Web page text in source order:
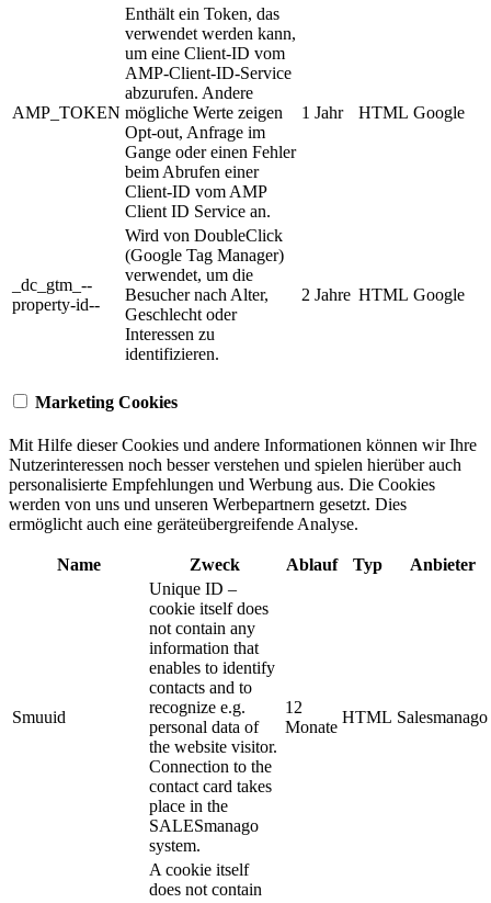
AMP_TOKEN
Enthält ein Token, das
verwendet werden kann,
um eine Client-ID vom
AMP-Client-ID-Service
abzurufen. Andere
mögliche Werte zeigen
Opt-out, Anfrage im
Gange oder einen Fehler
beim Abrufen einer
Client-ID vom AMP
Client ID Service an.
1 Jahr HTML Google
_dc_gtm_--
property-id--
Wird von DoubleClick
(Google Tag Manager)
verwendet, um die
Besucher nach Alter,
Geschlecht oder
Interessen zu
identifizieren.
2 Jahre HTML Google
Marketing Cookies
Mit Hilfe dieser Cookies und andere Informationen können wir Ihre
Nutzerinteressen noch besser verstehen und spielen hierüber auch
personalisierte Empfehlungen und Werbung aus. ​Die Cookies
werden von uns und unseren Werbepartnern gesetzt. Dies
ermöglicht auch eine geräteübergreifende Analyse.
Name Zweck Ablauf Typ Anbieter
Smuuid
Unique ID –
cookie itself does
not contain any
information that
enables to identify
contacts and to
recognize e.g.
personal data of
the website visitor.
Connection to the
contact card takes
place in the
SALESmanago
system.
12
Monate
HTML Salesmanago
A cookie itself
does not contain